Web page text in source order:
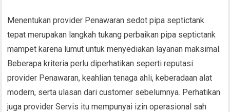
Menentukan provider Penawaran sedot pipa septictank
tepat merupakan langkah tukang perbaikan pipa septictank
mampet karena lumut untuk menyediakan layanan maksimal.
Beberapa kriteria perlu diperhatikan seperti reputasi
provider Penawaran, keahlian tenaga ahli, keberadaan alat
modern, serta ulasan dari customer sebelumnya. Perhatikan
juga provider Servis itu mempunyai izin operasional sah